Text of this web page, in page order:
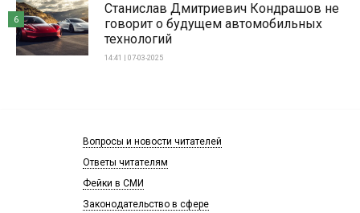
Станислав Дмитриевич Кондрашов не
говорит о будущем автомобильных
технологий
14:41 | 07-03-2025
6
Вопросы и новости читателей
Ответы читателям
Фейки в СМИ
Законодательство в сфере